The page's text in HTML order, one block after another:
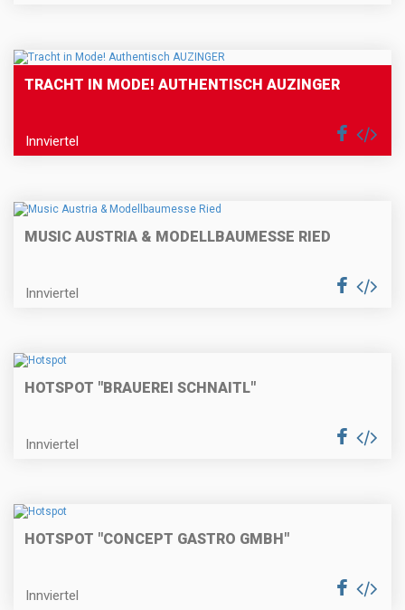
TRACHT IN MODE! AUTHENTISCH AUZINGER
Innviertel
MUSIC AUSTRIA & MODELLBAUMESSE RIED
Innviertel
HOTSPOT "BRAUEREI SCHNAITL"
Innviertel
HOTSPOT "CONCEPT GASTRO GMBH"
Innviertel